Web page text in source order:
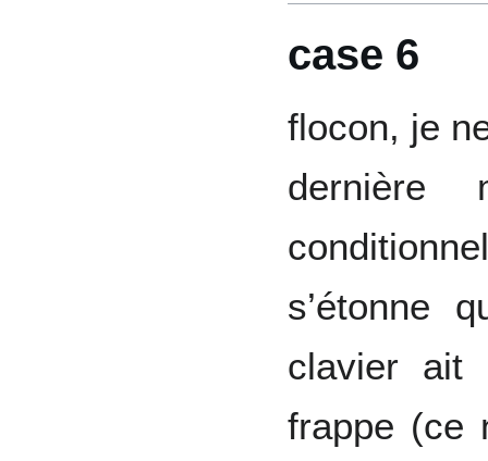
case 6
flocon, je
dernière
s’étonne
clavier ait
frappe (ce